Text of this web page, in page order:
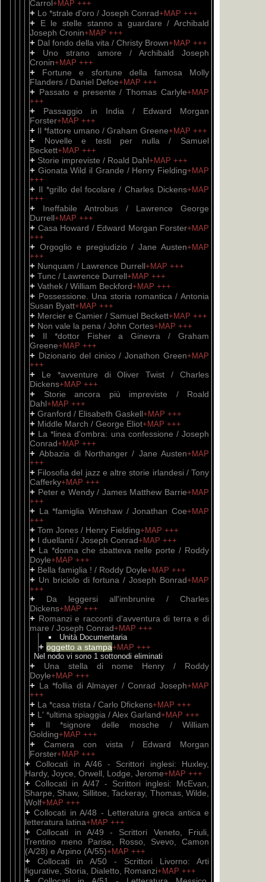
Carrol+MAP +++
+ Lo *strale d'oro / Joseph Conrad+MAP +++
+
E le stelle stanno a guardare / Archibald
Joseph Cronin+MAP +++
+ Dal fondo della vita / Christy Brown+MAP +++
+ Uno strano amore / Archibald Joseph
Cronin+MAP +++
+ Fortune e sfortune della famosa Molly
Flanders / Daniel Defoe+MAP +++
+ Passato e presente / Thomas Carlyle+MAP
+++
+ Passaggio in India / Edward Morgan
Forster+MAP +++
+ Il *fattore umano / Graham Greene+MAP +++
+
Novelle e testi per nulla / Samuel
Beckett+MAP +++
+ Storie impreviste / Roald Dahl+MAP +++
+ Gionata Wild il Grande / Henry Fielding+MAP
+++
+ Il *grillo del focolare / Charles Dickens+MAP
+++
+ Ineffabile Antrobus / Lawrence George
Durrell+MAP +++
+ Casa Howard / Edward Morgan Forster+MAP
+++
+ Orgoglio e pregiudizio / Jane Austen+MAP
+++
+ Nunquam / Lawrence Durrell+MAP +++
+ Tunc / Lawrence Durrell+MAP +++
+ Vathek / William Beckford+MAP +++
+ Possessione. Una storia romantica / Antonia
Susan Byatt+MAP +++
+ Mercier e Camier / Samuel Beckett+MAP +++
+ Non vale la pena / John Cortes+MAP +++
+
Il *dottor Fisher a Ginevra / Graham
Greene+MAP +++
+ Dizionario del cinico / Jonathon Green+MAP
+++
+
Le *avventure di Oliver Twist / Charles
Dickens+MAP +++
+
Storie ancora più impreviste / Roald
Dahl+MAP +++
+ Granford / Elisabeth Gaskell+MAP +++
+ Middle March / George Eliot+MAP +++
+ La *linea d'ombra: una confessione / Joseph
Conrad+MAP +++
+Abbazia di Northanger / Jane Austen+MAP
+++
+ Filosofia del jazz e altre storie irlandesi / Tony
Cafferky+MAP +++
+ Peter e Wendy / James Matthew Barrie+MAP
+++
+ La *famiglia Winshaw / Jonathan Coe+MAP
+++
+ Tom Jones / Henry Fielding+MAP +++
+ I duellanti / Joseph Conrad+MAP +++
+ La *donna che sbatteva nelle porte / Roddy
Doyle+MAP +++
+ Bella famiglia ! / Roddy Doyle+MAP +++
+ Un briciolo di fortuna / Joseph Bonrad+MAP
+++
+ Da leggersi all'imbrunire / Charles
Dickens+MAP +++
+ Romanzi e racconti d'avventura di terra e di
mare / Joseph Conrad+MAP +++
Unità Documentaria
+ oggetto a stampa+MAP +++
Nel nodo vi sono 1 sottonodi eliminati
+
Una stella di nome Henry / Roddy
Doyle+MAP +++
+ La *follia di Almayer / Conrad Joseph+MAP
+++
+ La *casa trista / Carlo Dfickens+MAP +++
+ L' *ultima spiaggia / Alex Garland+MAP +++
+
Il *signore delle mosche / William
Golding+MAP +++
+ Camera con vista / Edward Morgan
Forster+MAP +++
+Collocati in A/46 - Scrittori inglesi: Huxley,
Hardy, Joyce, Orwell, Lodge, Jerome+MAP +++
+ Collocati in A/47 - Scrittori inglesi: McEvan,
Sharpe, Shaw, Sillitoe, Tackeray, Thomas, Wilde,
Wolf+MAP +++
+Collocati in A/48 - Letteratura greca antica e
letteratura latina+MAP +++
+Collocati in A/49 - Scrittori Veneto, Friuli,
Trentino meno Parise, Rosso, Svevo, Camon
(A/28) e Arpino (A/55)+MAP +++
+ Collocati in A/50 - Scrittori Livorno: Arti
figurative, Storia, Dialetto, Romanzi+MAP +++